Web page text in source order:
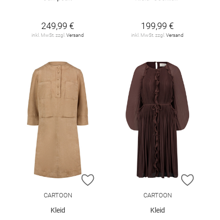
249,99 €
inkl. MwSt. zzgl. Versand
199,99 €
inkl. MwSt. zzgl. Versand
ZUR WUNSCHLISTE HINZUFÜGEN
CARTOON
Kleid
ZUR
CARTOON
Kleid